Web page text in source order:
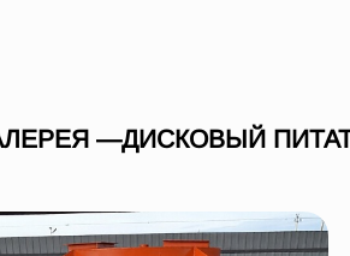
—ДИСКОВЫЙ